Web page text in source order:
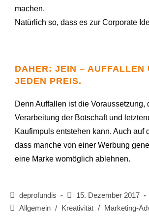
machen.
Natürlich so, dass es zur Corporate
DAHER: JEIN – AUFFALLEN
JEDEN PREIS.
Denn Auffallen ist die Voraussetzung,
Verarbeitung der Botschaft und
Kaufimpuls entstehen kann. Auch auf
dass manche von einer Werbung
eine Marke womöglich ablehnen.
deprofundis
15. Dezember 2017
Allgemein / Kreativität /
Marketing-